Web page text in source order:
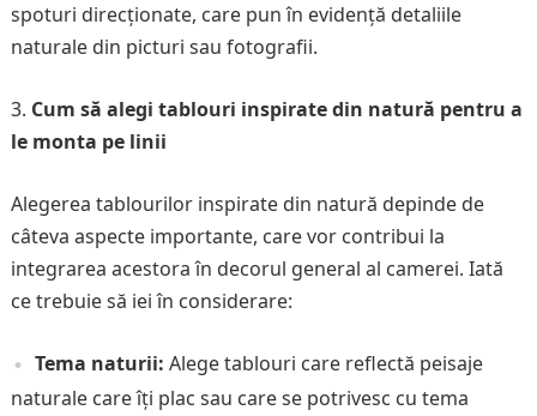
spoturi direcționate, care pun în evidență detaliile
naturale din picturi sau fotografii.
Cum să alegi tablouri inspirate din natură pentru a
le monta pe linii
Alegerea tablourilor inspirate din natură depinde de
câteva aspecte importante, care vor contribui la
integrarea acestora în decorul general al camerei. Iată
ce trebuie să iei în considerare:
Tema naturii: Alege tablouri care reflectă peisaje
naturale care îți plac sau care se potrivesc cu tema